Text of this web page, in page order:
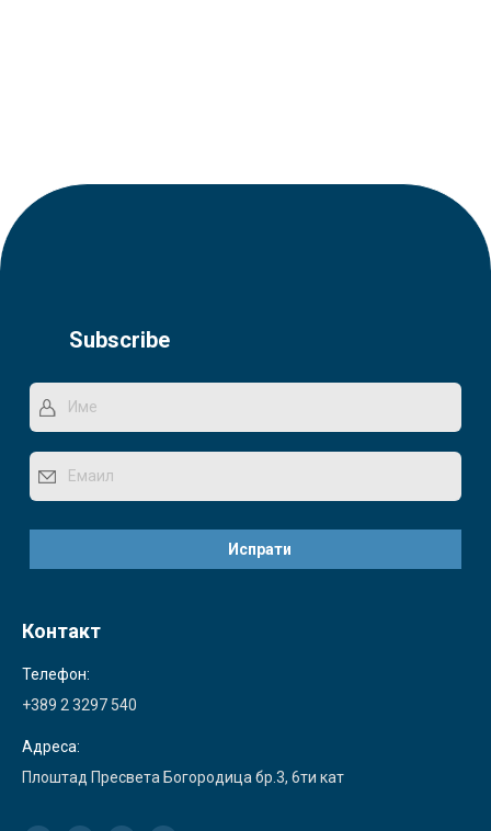
Subscribe
Контакт
Телефон:
+389 2 3297 540
Адреса:
Плоштад Пресвета Богородица бр.3, 6ти кат